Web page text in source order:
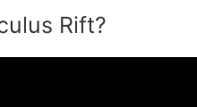
Rift?